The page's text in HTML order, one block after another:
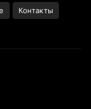
Контакты